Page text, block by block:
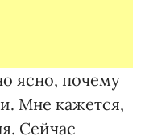
ясно, почему
Мне кажется,
Сейчас